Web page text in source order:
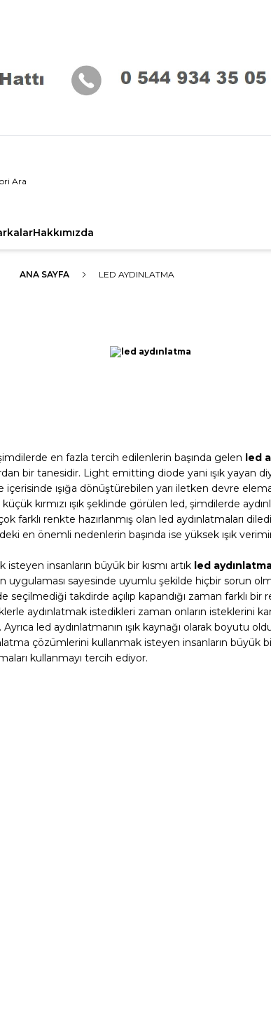
Hakkımızda
ANA SAYFA LED AYDINLATMA
en fazla tercih edilenlerin başında gelen led
bir tanesidir. Light emitting diode yani ışık
içerisinde ışığa dönüştürebilen yarı iletken devre
kırmızı ışık şeklinde görülen led, şimdilerde
farklı renkte hazırlanmış olan led aydınlatmaları
en önemli nedenlerin başında ise yüksek ışık
insanların büyük bir kısmı artık led
uygulaması sayesinde uyumlu şekilde hiçbir sorun
seçilmediği takdirde açılıp kapandığı zaman farklı
aydınlatmak istedikleri zaman onların isteklerini
led aydınlatmanın ışık kaynağı olarak boyutu
çözümlerini kullanmak isteyen insanların büyük
kullanmayı tercih ediyor.